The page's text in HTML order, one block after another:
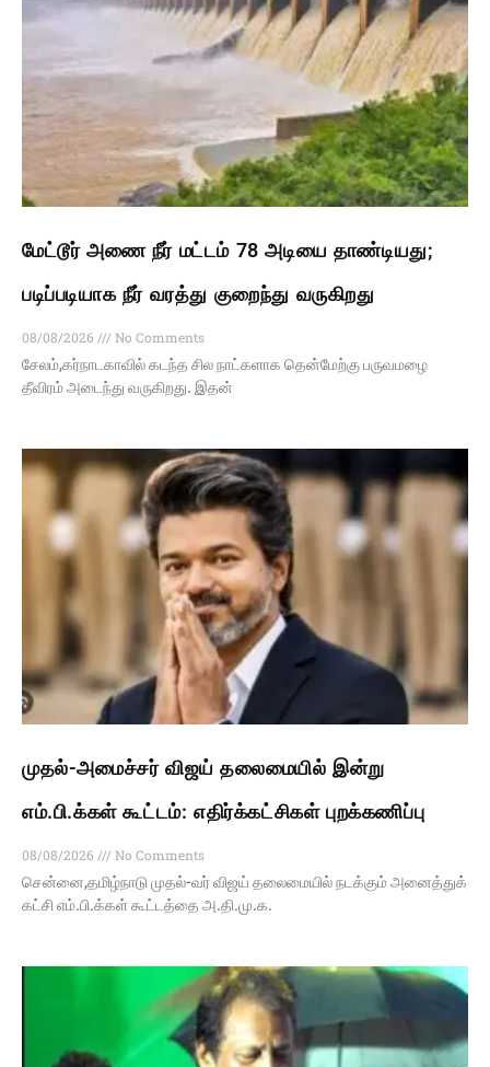
மேட்டூர் அணை நீர் மட்டம் 78 அடியை தாண்டியது;
படிப்படியாக நீர் வரத்து குறைந்து வருகிறது
08/08/2026
No Comments
சேலம்,கர்நாடகாவில் கடந்த சில நாட்களாக தென்மேற்கு பருவமழை
தீவிரம் அடைந்து வருகிறது. இதன்
முதல்-அமைச்சர் விஜய் தலைமையில் இன்று
எம்.பி.க்கள் கூட்டம்: எதிர்க்கட்சிகள் புறக்கணிப்பு
08/08/2026
No Comments
சென்னை,தமிழ்நாடு முதல்-வர் விஜய் தலைமையில் நடக்கும் அனைத்துக்
கட்சி எம்.பி.க்கள் கூட்டத்தை அ.தி.மு.க.